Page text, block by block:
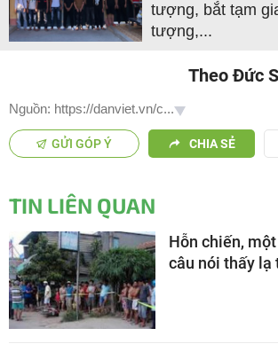
tượng, bắt tạm
tượng,...
Theo Đức
Nguồn: https://danviet.vn/c...
GỬI GÓP Ý CHIA SẺ
TIN LIÊN QUAN
Hỗn chiến,
câu nói thấy lạ